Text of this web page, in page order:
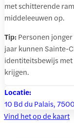
met schitterende
middeleeuwen op.
Tip: Personen
jaar kunnen Sainte-
identiteitsbewijs
krijgen.
Locatie:
10 Bd du Palais,
Vind het op de kaart